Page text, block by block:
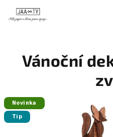
Vánoční
Novinka
Tip